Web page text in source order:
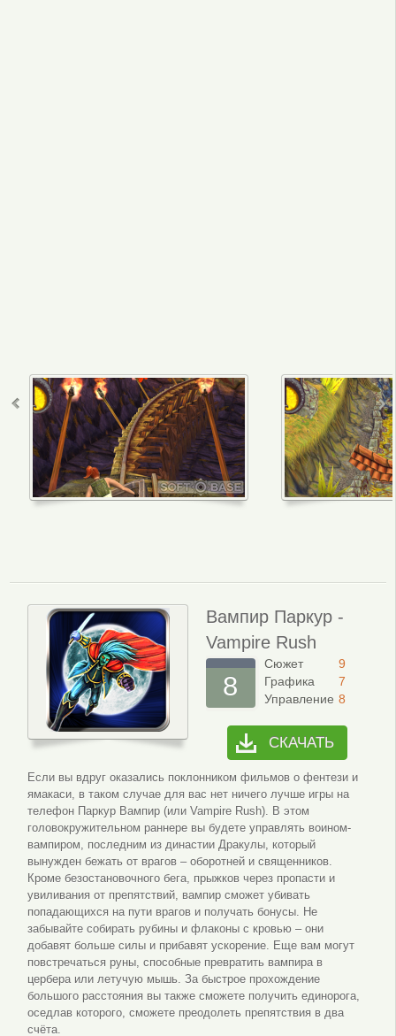
Вампир Паркур -
Vampire Rush
8
Сюжет
Графика
Управление
9
7
8
СКАЧАТЬ
Если вы вдруг оказались поклонником фильмов о фентези и
ямакаси, в таком случае для вас нет ничего лучше игры на
телефон Паркур Вампир (или Vampire Rush). В этом
головокружительном раннере вы будете управлять воином-
вампиром, последним из династии Дракулы, который
вынужден бежать от врагов – оборотней и священников.
Кроме безостановочного бега, прыжков через пропасти и
увиливания от препятствий, вампир сможет убивать
попадающихся на пути врагов и получать бонусы. Не
забывайте собирать рубины и флаконы с кровью – они
добавят больше силы и прибавят ускорение. Еще вам могут
повстречаться руны, способные превратить вампира в
цербера или летучую мышь. За быстрое прохождение
большого расстояния вы также сможете получить единорога,
оседлав которого, сможете преодолеть препятствия в два
счёта.